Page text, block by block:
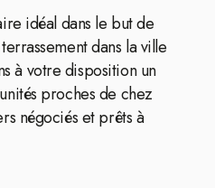
idéal dans le but de
dans la ville
à votre disposition un
proches de chez
négociés et prêts à